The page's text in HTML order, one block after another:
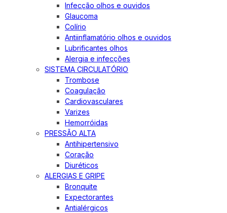
Infecção olhos e ouvidos
Glaucoma
Colírio
Antiinflamatório olhos e ouvidos
Lubrificantes olhos
Alergia e infecções
SISTEMA CIRCULATÓRIO
Trombose
Coagulação
Cardiovasculares
Varizes
Hemorróidas
PRESSÃO ALTA
Antihipertensivo
Coração
Diuréticos
ALERGIAS E GRIPE
Bronquite
Expectorantes
Antialérgicos